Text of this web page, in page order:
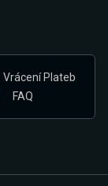
Vrácení Plateb
FAQ